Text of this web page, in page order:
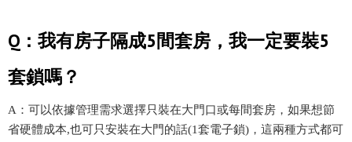
Q：我有房子隔成5間套房，我一定要裝5
套鎖嗎？
A：可以依據管理需求選擇只裝在大門口或每間套房，如果想節
省硬體成本,也可只安裝在大門的話(1套電子鎖)，這兩種方式都可